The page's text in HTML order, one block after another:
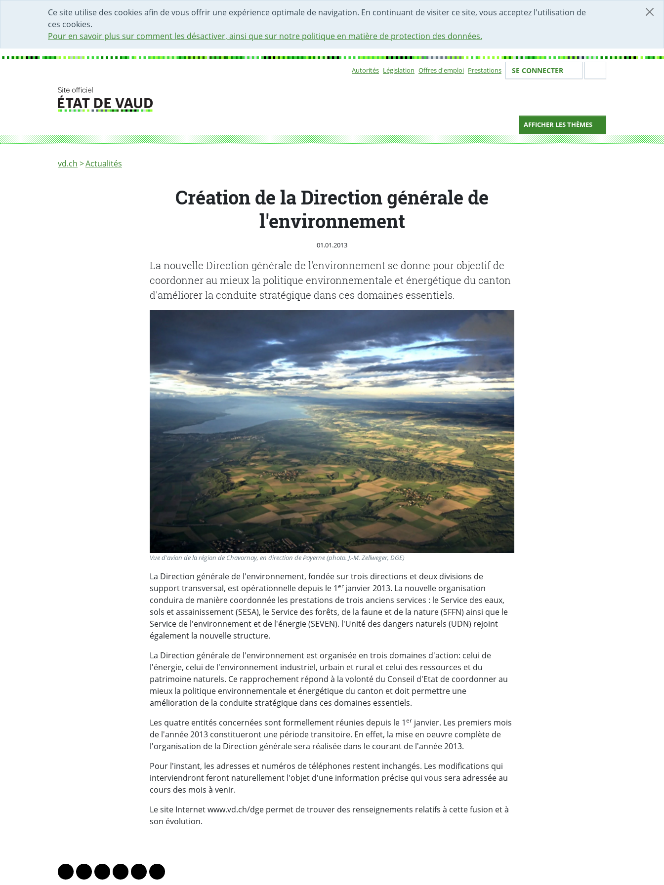
Ce site utilise des cookies afin de vous offrir une expérience optimale de navigation. En continuant de visiter ce site, vous acceptez l'utilisation de
ces cookies.
Pour en savoir plus sur comment les désactiver, ainsi que sur notre politique en matière de protection des données.
DÉBUT DU CONTENU DE LA PAGE
ACCÈS AU CHAMP DE RECHERCHE
PAGE D'ACCUEIL
FORMULAIRE DE CONTACT
Autorités Législation Offres d'emploi Prestations Votre identité
SE CONNECTER
AFFICHER LES THÈMES
Fil d'Ariane
vd.ch Actualités
Création de la Direction générale de l'environnement
Création de la Direction générale de
l'environnement
Publié le
01.01.2013
La nouvelle Direction générale de l'environnement se donne pour objectif de
coordonner au mieux la politique environnementale et énergétique du canton
d'améliorer la conduite stratégique dans ces domaines essentiels.
Vue d'avion de la région de Chavornay, en direction de Payerne (photo. J.-M. Zellweger, DGE)
La Direction générale de l'environnement, fondée sur trois directions et deux divisions de
support transversal, est opérationnelle depuis le 1er janvier 2013. La nouvelle organisation
conduira de manière coordonnée les prestations de trois anciens services : le Service des eaux,
sols et assainissement (SESA), le Service des forêts, de la faune et de la nature (SFFN) ainsi que le
Service de l'environnement et de l'énergie (SEVEN). l'Unité des dangers naturels (UDN) rejoint
également la nouvelle structure.
La Direction générale de l'environnement est organisée en trois domaines d'action: celui de
l'énergie, celui de l'environnement industriel, urbain et rural et celui des ressources et du
patrimoine naturels. Ce rapprochement répond à la volonté du Conseil d'Etat de coordonner au
mieux la politique environnementale et énergétique du canton et doit permettre une
amélioration de la conduite stratégique dans ces domaines essentiels.
Les quatre entités concernées sont formellement réunies depuis le 1er janvier. Les premiers mois
de l'année 2013 constitueront une période transitoire. En effet, la mise en oeuvre complète de
l'organisation de la Direction générale sera réalisée dans le courant de l'année 2013.
Pour l'instant, les adresses et numéros de téléphones restent inchangés. Les modifications qui
interviendront feront naturellement l'objet d'une information précise qui vous sera adressée au
cours des mois à venir.
Le site Internet www.vd.ch/dge permet de trouver des renseignements relatifs à cette fusion et à
son évolution.
Lien vers le profil Mastodon
Lien vers le profil Bluesky
Lien vers le profil Instagram
Lien vers le profil Linkedin
Lien vers le profil Facebook
Lien vers le profil Twitter